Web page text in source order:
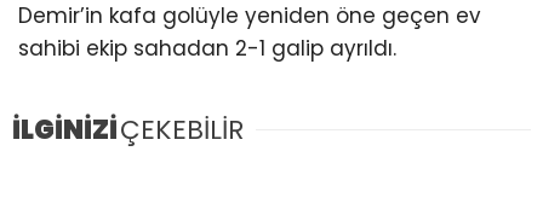
Demir’in kafa golüyle yeniden öne geçen ev
sahibi ekip sahadan 2-1 galip ayrıldı.
İLGİNİZİÇEKEBİLİR